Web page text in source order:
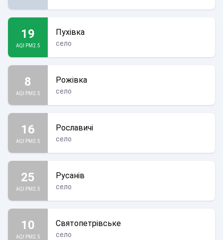
19
AQI PM2.5
Пухівка
село
8
AQI PM2.5
Рожівка
село
16
AQI PM2.5
Рославичі
село
25
AQI PM2.5
Русанів
село
10
AQI PM2.5
Святопетрівське
село